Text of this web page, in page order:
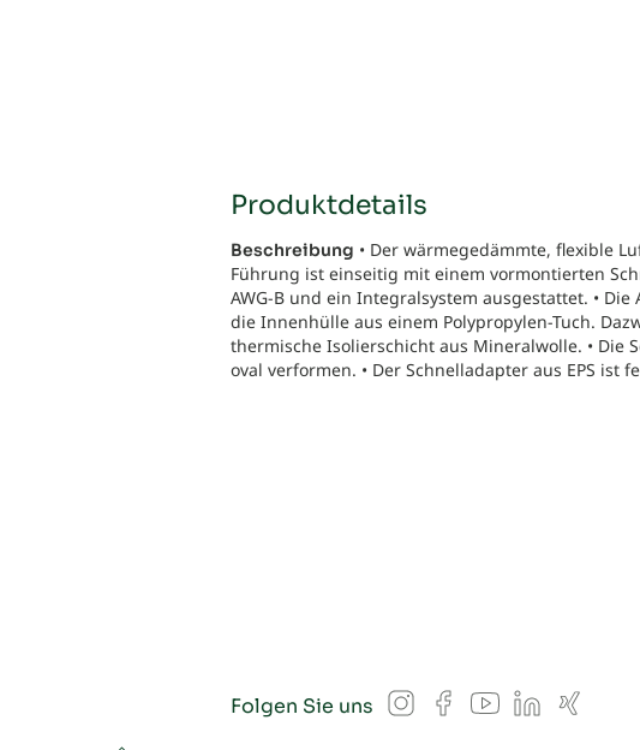
Produktdetails
Beschreibung • Der wärmegedämmte, flexible
Führung ist einseitig mit einem vormontierten
AWG-B und ein Integralsystem ausgestattet. •
die Innenhülle aus einem Polypropylen-Tuch.
thermische Isolierschicht aus Mineralwolle. • Die
oval verformen. • Der Schnelladapter aus EPS
Folgen Sie uns Instagram
Facebook
YouTube
LinkedIn
Xing